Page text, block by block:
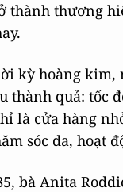
thành thương
kỳ hoàng kim,
thành quả: tốc
là cửa hàng
sóc da, hoạt
bà Anita